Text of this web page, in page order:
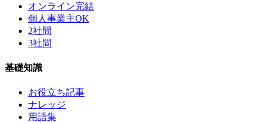
オンライン完結
個人事業主OK
2社間
3社間
基礎知識
お役立ち記事
ナレッジ
用語集